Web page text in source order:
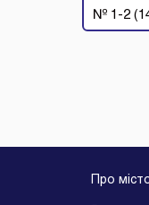
№ 1-2
Про